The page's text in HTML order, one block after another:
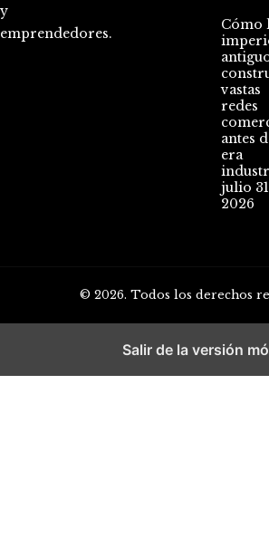
y
emprendedores.
Cómo
vastas
redes
antes
era
julio
2026
© 2026. Todos los derechos
Salir de la versión